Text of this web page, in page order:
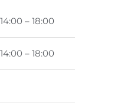
14:00 – 18:00
14:00 – 18:00